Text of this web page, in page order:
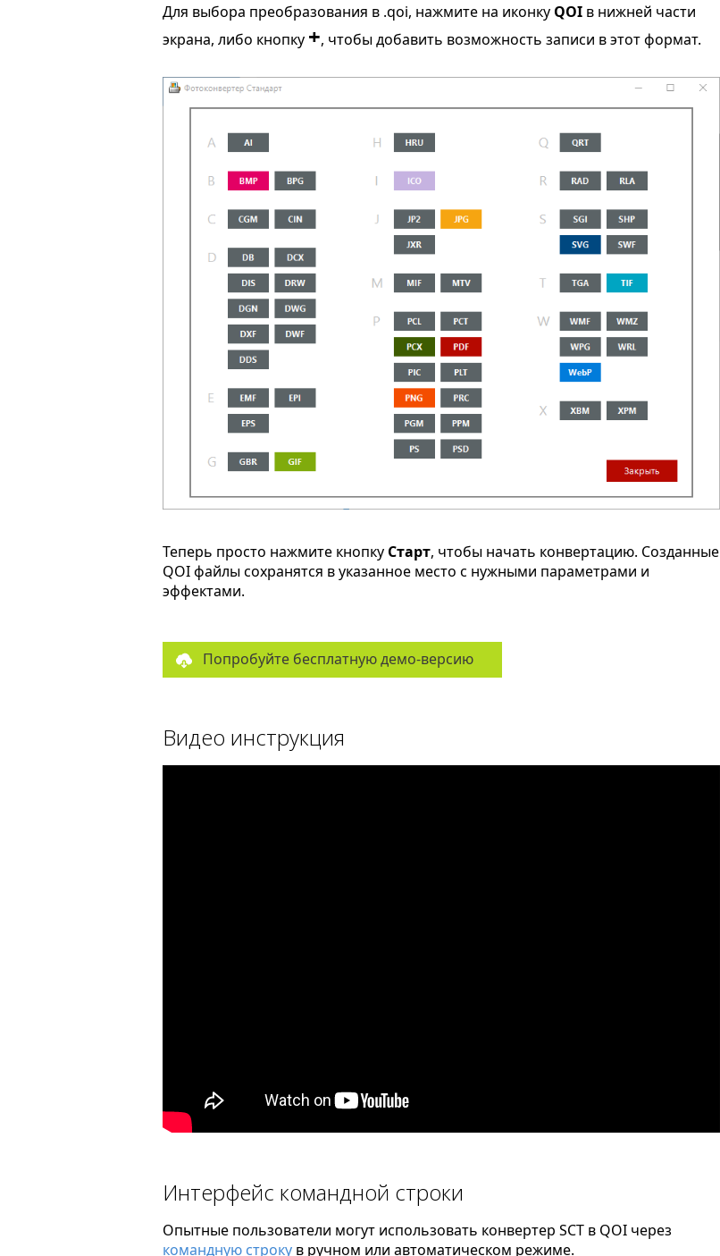
Для выбора преобразования в .qoi, нажмите на иконку QOIв нижней части
экрана, либо кнопку +, чтобы добавить возможность записи в этот формат.
Теперь просто нажмите кнопку Старт, чтобы начать конвертацию. Созданные
QOI файлы сохранятся в указанное место с нужными параметрами и
эффектами.
Попробуйте бесплатную демо-версию
Видео инструкция
Интерфейс командной строки
Опытные пользователи могут использовать конвертер SCT в QOI через
командную строкув ручном или автоматическом режиме.